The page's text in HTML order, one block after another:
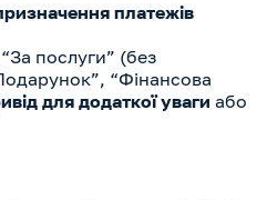
платежів
послуги” (без
“Фінансова
для додаткої уваги або